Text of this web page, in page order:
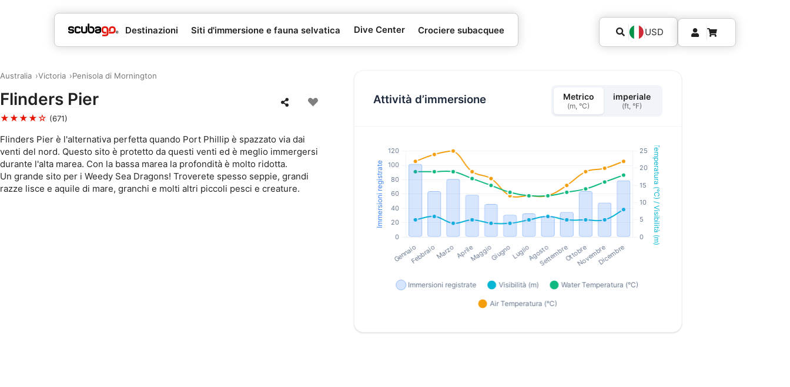
Destinazioni Siti d'immersione e fauna selvatica Dive Center Crociere subacquee USD
Australia Victoria Penisola di Mornington
Flinders Pier
★★★★☆ (671)
Flinders Pier è l'alternativa perfetta quando Port Phillip è spazzato via dai
venti del nord. Questo sito è protetto da questi venti ed è meglio immergersi
durante l'alta marea. Con la bassa marea la profondità è molto ridotta.
Un grande sito per i Weedy Sea Dragons! Troverete spesso seppie, grandi
razze lisce e aquile di mare, granchi e molti altri piccoli pesci e creature.
Attività d’immersione Metrico
(m, °C)
imperiale
(ft, °F)